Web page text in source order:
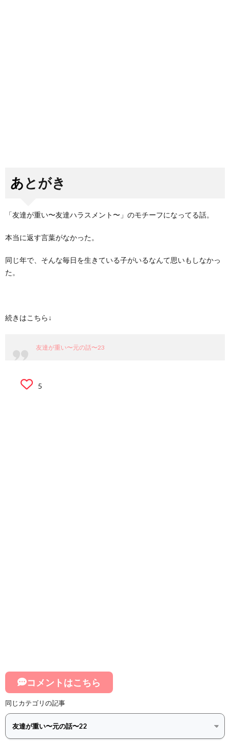
あとがき
「友達が重い〜友達ハラスメント〜」のモチーフになってる話。
本当に返す言葉がなかった。
同じ年で、そんな毎日を生きている子がいるなんて思いもしなかっ
た。
続きはこちら↓
友達が重い〜元の話〜23
5
コメントはこちら
同じカテゴリの記事